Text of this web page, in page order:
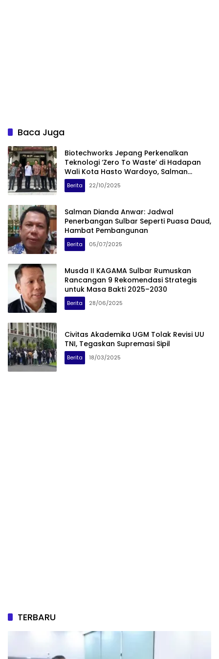
Baca Juga
Biotechworks Jepang Perkenalkan
Teknologi ‘Zero To Waste’ di Hadapan
Wali Kota Hasto Wardoyo, Salman
Dianda Anwar Dampingi Langsung
Berita 22/10/2025
Salman Dianda Anwar: Jadwal
Penerbangan Sulbar Seperti Puasa Daud,
Hambat Pembangunan
Berita 05/07/2025
Musda II KAGAMA Sulbar Rumuskan
Rancangan 9 Rekomendasi Strategis
untuk Masa Bakti 2025–2030
Berita 28/06/2025
Civitas Akademika UGM Tolak Revisi UU
TNI, Tegaskan Supremasi Sipil
Berita 18/03/2025
TERBARU